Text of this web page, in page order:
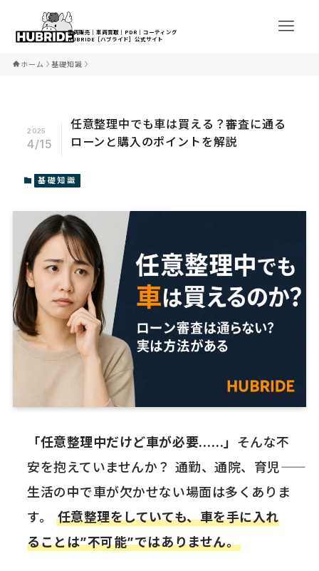
ホーム 基礎知識
任意整理中でも車は買える？審査に通る
ローンと購入のポイントを解説
2025
4/15
基礎知識
「任意整理中だけど車が必要……」 そんな不
安を抱えていませんか？ 通勤、通院、育児――
生活の中で車が欠かせない場面は多くありま
す。 任意整理をしていても、車を手に入れ
ることは”不可能”ではありません。